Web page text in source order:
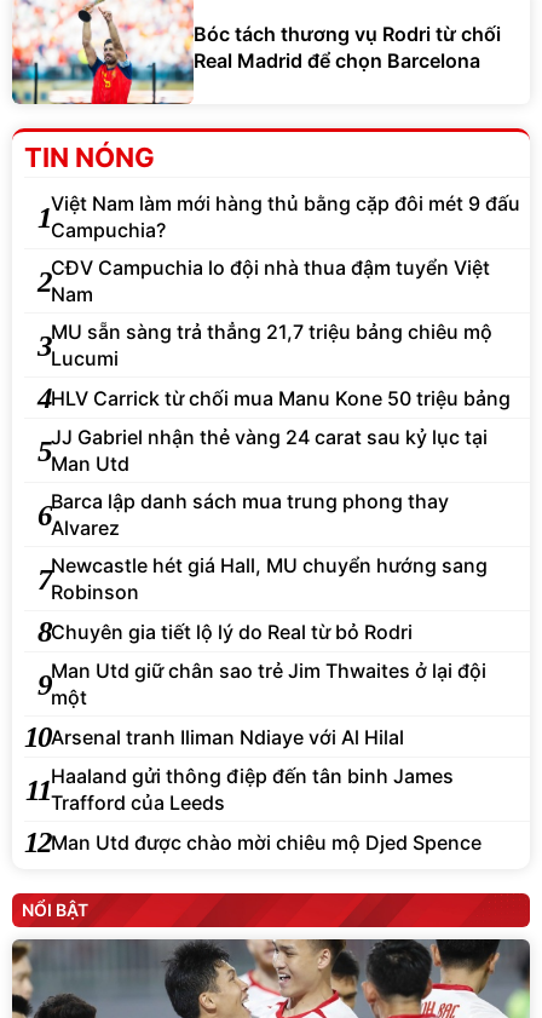
Bóc tách thương vụ Rodri từ chối
Real Madrid để chọn Barcelona
TIN NÓNG
1Việt Nam làm mới hàng thủ bằng cặp đôi mét 9 đấu
Campuchia?
2CĐV Campuchia lo đội nhà thua đậm tuyển Việt
Nam
3MU sẵn sàng trả thẳng 21,7 triệu bảng chiêu mộ
Lucumi
4HLV Carrick từ chối mua Manu Kone 50 triệu bảng
5JJ Gabriel nhận thẻ vàng 24 carat sau kỷ lục tại
Man Utd
6Barca lập danh sách mua trung phong thay
Alvarez
7Newcastle hét giá Hall, MU chuyển hướng sang
Robinson
8Chuyên gia tiết lộ lý do Real từ bỏ Rodri
9Man Utd giữ chân sao trẻ Jim Thwaites ở lại đội
một
10Arsenal tranh Iliman Ndiaye với Al Hilal
11Haaland gửi thông điệp đến tân binh James
Trafford của Leeds
12Man Utd được chào mời chiêu mộ Djed Spence
NỔI BẬT